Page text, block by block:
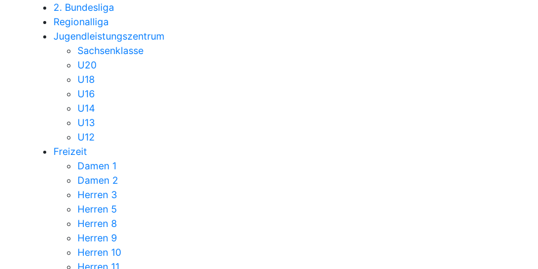
2. Bundesliga
Regionalliga
Jugendleistungszentrum
Sachsenklasse
U20
U18
U16
U14
U13
U12
Freizeit
Damen 1
Damen 2
Herren 3
Herren 5
Herren 8
Herren 9
Herren 10
Herren 11